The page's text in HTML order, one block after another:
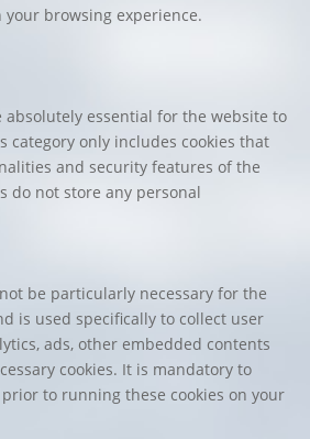
your browsing experience.
absolutely essential for the website to
category only includes cookies that
and security features of the
do not store any personal
be particularly necessary for the
is used specifically to collect user
ads, other embedded contents
cookies. It is mandatory to
to running these cookies on your